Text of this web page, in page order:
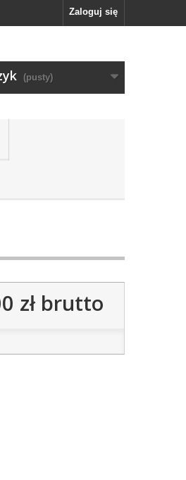
Zaloguj się
(pusty)
złbrutto